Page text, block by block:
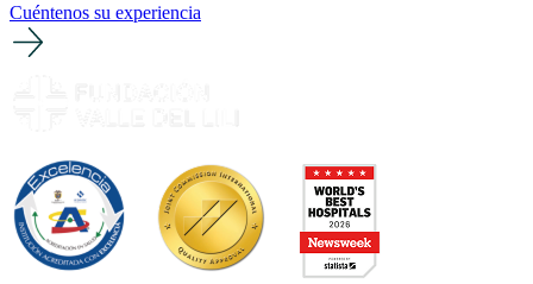
Cuéntenos su experiencia